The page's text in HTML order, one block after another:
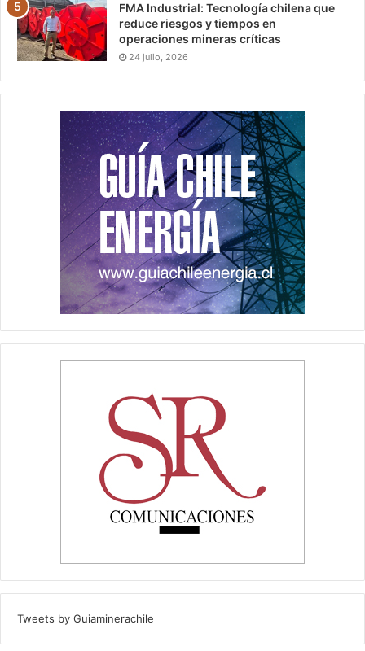
FMA Industrial: Tecnología chilena que
reduce riesgos y tiempos en
operaciones mineras críticas
24 julio, 2026
Tweets by Guiaminerachile